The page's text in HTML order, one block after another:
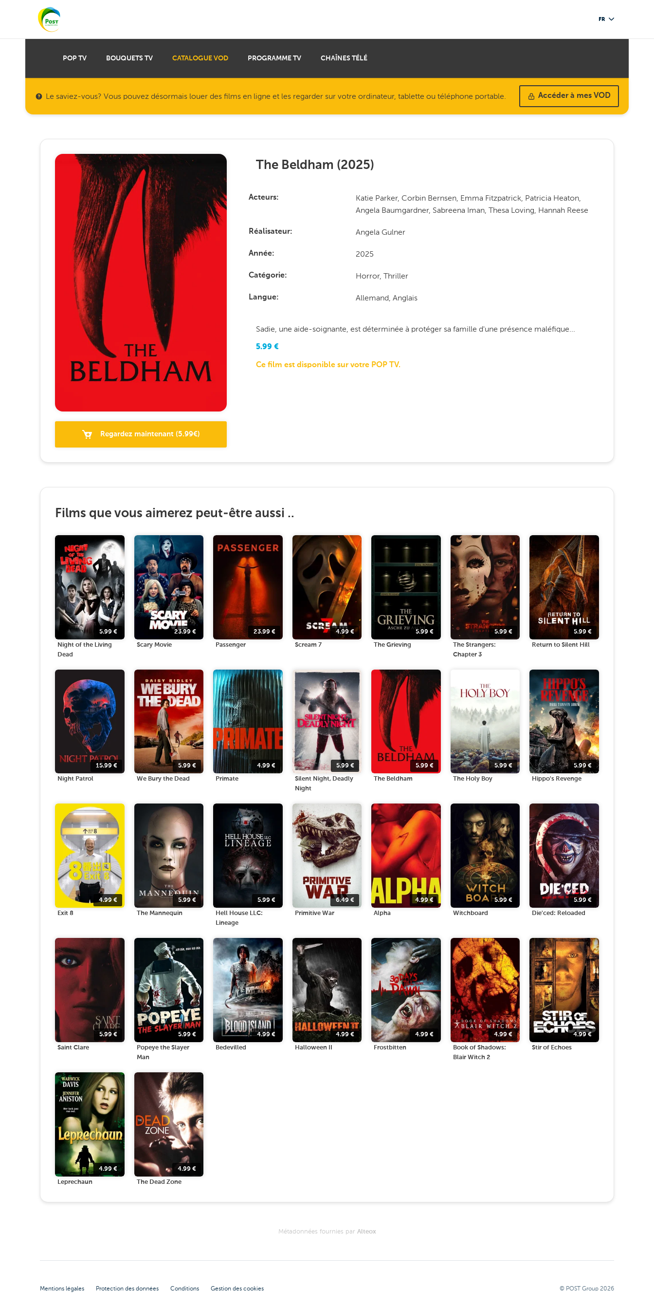
FR
POP TV BOUQUETS TV CATALOGUE VOD PROGRAMME TV CHAÎNES TÉLÉ
Le saviez-vous? Vous pouvez désormais louer des films en ligne et les regarder sur votre ordinateur, tablette ou téléphone portable. Accéder à mes VOD
Regardez maintenant (5.99€)
The Beldham (2025)
Acteurs
Katie Parker, Corbin Bernsen, Emma Fitzpatrick, Patricia Heaton,
Angela Baumgardner, Sabreena Iman, Thesa Loving, Hannah Reese
Réalisateur Angela Gulner
Année 2025
Catégorie Horror, Thriller
Langue Allemand, Anglais
Sadie, une aide-soignante, est déterminée à protéger sa famille d'une présence maléfique...
5.99 €
Ce film est disponible sur votre POP TV.
Films que vous aimerez peut-être aussi ..
5.99€
Night of the Living
Dead
23.99 €
Scary Movie
23.99€
Passenger
4.99 €
Scream 7
5.99€
The Grieving
5.99 €
The Strangers:
Chapter 3
5.99€
Return to Silent Hill
15.99€
Night Patrol
5.99 €
We Bury the Dead
4.99€
Primate
5.99 €
Silent Night, Deadly
Night
5.99€
The Beldham
5.99€
The Holy Boy
5.99€
Hippo's Revenge
4.99€
Exit 8
5.99 €
The Mannequin
5.99€
Hell House LLC:
Lineage
6.49 €
Primitive War
4.99€
Alpha
5.99 €
Witchboard
5.99€
Die'ced: Reloaded
5.99€
Saint Clare
5.99 €
Popeye the Slayer
Man
4.99€
Bedevilled
4.99 €
Halloween II
4.99€
Frostbitten
4.99 €
Book of Shadows:
Blair Witch 2
4.99€
Stir of Echoes
4.99€
Leprechaun
4.99 €
The Dead Zone
Métadonnées fournies par Alteox
Mentions légales Protection des données Conditions Gestion des cookies © POST Group 2026